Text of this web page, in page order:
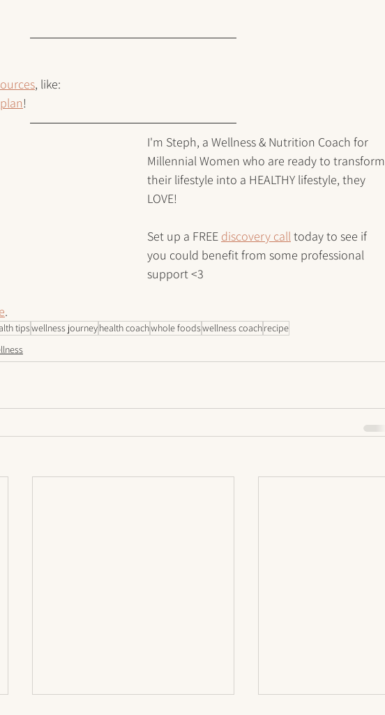
, like:
!
I'm Steph, a Wellness & Nutrition Coach for
Millennial Women who are ready to transform
their lifestyle into a HEALTHY lifestyle, they
LOVE!
Set up a FREE discovery call today to see if
you could benefit from some professional
support <3
.
tipswellness journeyhealth coachwhole foodswellness coachrecipe